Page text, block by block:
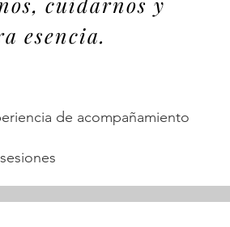
esencia.
de acompañamiento